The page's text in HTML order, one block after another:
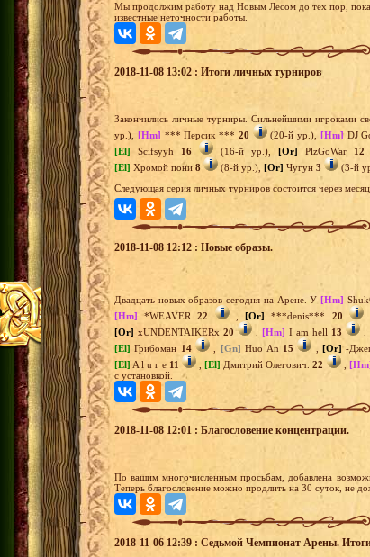
Мы продолжим работу над Новым Лесом до тех пор, пока
известные неточности работы.
2018-11-08 13:02 : Итоги личных турниров
Закончились личные турниры. Сильнейшими игроками
ур.),
[Hm] *** Персик *** 20 (20-й ур.), [Hm]DJ
[El]
Scifsyyh 16 (16-й ур.), [Or] PlzGoWar 12
[El] Хромой пони 8 (8-й ур.), [Or] Чугун 3
(3-й
Следующая серия личных турниров состоится через месяц.
2018-11-08 12:12 : Новые образы.
Двадцать новых образов сегодня на Арене. У [Hm]
[Hm]
*WEAVER22 , [Or] ***denis*** 20
[Or] xUNDENTAIKERx 20 , [Hm] I am hell 13 ,
[El] Грибоман 14 [Gn] Huo An 15 [Or]-
[El] A l u r e 11 , [El] Дмитрий Олегович.22 , [Hm]
с установкой.
2018-11-08 12:01 : Благословение концентрации.
По вашим многочисленным просьбам, добавлена
Теперь благословение можно продлить на 30 суток, не
2018-11-06 12:39 : Седьмой Чемпионат Арены.